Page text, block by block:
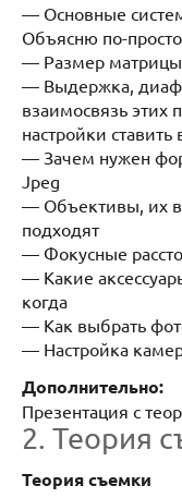
— Основные
Объясню по-
— Размер
— Выдержка,
взаимосвязь этих
настройки
— Зачем нужен
Jpeg
— Объективы, их
подходят
— Фокусные
— Какие
когда
— Как выбрать
— Настройка
Дополнительно:
Презентация с
2. Теория
Теория съемки